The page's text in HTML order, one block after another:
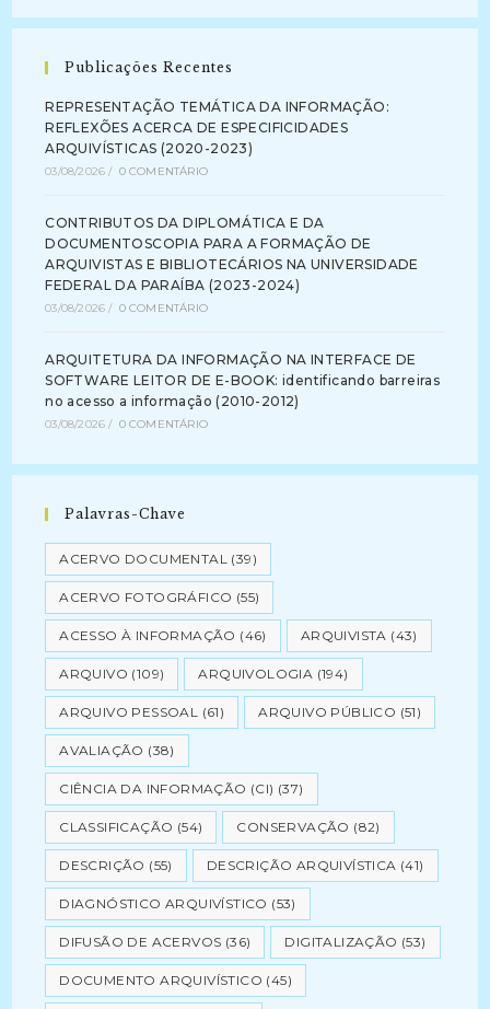
Publicações Recentes
REPRESENTAÇÃO TEMÁTICA DA INFORMAÇÃO:
REFLEXÕES ACERCA DE ESPECIFICIDADES
ARQUIVÍSTICAS (2020-2023)
03/08/2026 / 0 COMENTÁRIO
CONTRIBUTOS DA DIPLOMÁTICA E DA
DOCUMENTOSCOPIA PARA A FORMAÇÃO DE
ARQUIVISTAS E BIBLIOTECÁRIOS NA UNIVERSIDADE
FEDERAL DA PARAÍBA (2023-2024)
03/08/2026 / 0 COMENTÁRIO
ARQUITETURA DA INFORMAÇÃO NA INTERFACE DE
SOFTWARE LEITOR DE E-BOOK: identificando barreiras
no acesso a informação (2010-2012)
03/08/2026 / 0 COMENTÁRIO
Palavras-Chave
ACERVO DOCUMENTAL (39)
ACERVO FOTOGRÁFICO (55)
ACESSO À INFORMAÇÃO (46) ARQUIVISTA (43)
ARQUIVO (109) ARQUIVOLOGIA (194)
ARQUIVO PESSOAL (61) ARQUIVO PÚBLICO (51)
AVALIAÇÃO (38)
CIÊNCIA DA INFORMAÇÃO (CI) (37)
CLASSIFICAÇÃO (54) CONSERVAÇÃO (82)
DESCRIÇÃO (55) DESCRIÇÃO ARQUIVÍSTICA (41)
DIAGNÓSTICO ARQUIVÍSTICO (53)
DIFUSÃO DE ACERVOS (36) DIGITALIZAÇÃO (53)
DOCUMENTO ARQUIVÍSTICO (45)